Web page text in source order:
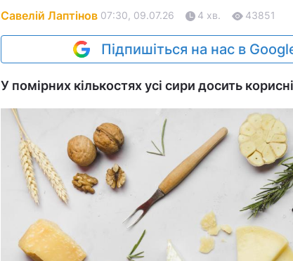
Савелій Лаптінов 07:30, 09.07.26 4 хв. 43851
Підпишіться на нас в
У помірних кількостях усі сири досить